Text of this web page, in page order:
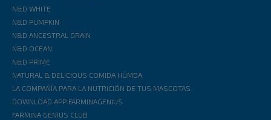
N&D WHITE
N&D PUMPKIN
N&D ANCESTRAL GRAIN
N&D OCEAN
N&D PRIME
NATURAL & DELICIOUS COMIDA HÚMDA
LA COMPAÑÍA PARA LA NUTRICIÓN DE TUS MASCOTAS
DOWNLOAD APP FARMINAGENIUS
FARMINA GENIUS CLUB